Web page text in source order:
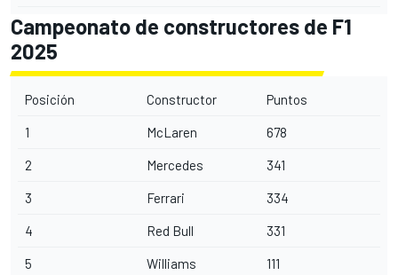
Campeonato de constructores de F1
2025
Posición Constructor Puntos
1 McLaren 678
2 Mercedes 341
3 Ferrari 334
4 Red Bull 331
5 Williams 111